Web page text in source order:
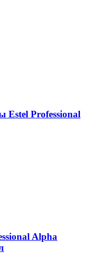
Estel Professional
Alpha